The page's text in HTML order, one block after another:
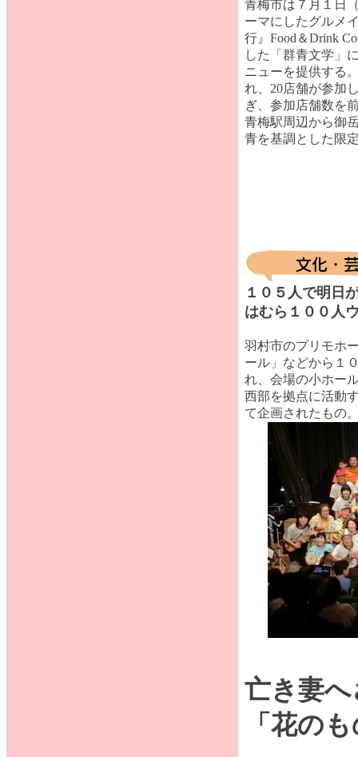
青梅市は７月１日
ーマにしたグルメ
行』Food＆Drink
した「群青文学」
ニューを提供する
れ、20店舗が参加
ぎ、参加店舗数を
青梅駅周辺から御
青を基調とした限
１０５人で明日
はむら１００人
羽村市のプリモホ
ール」などから１
れ、会場の小ホー
西部を拠点に活動
て企画されたも
亡き妻
「花の